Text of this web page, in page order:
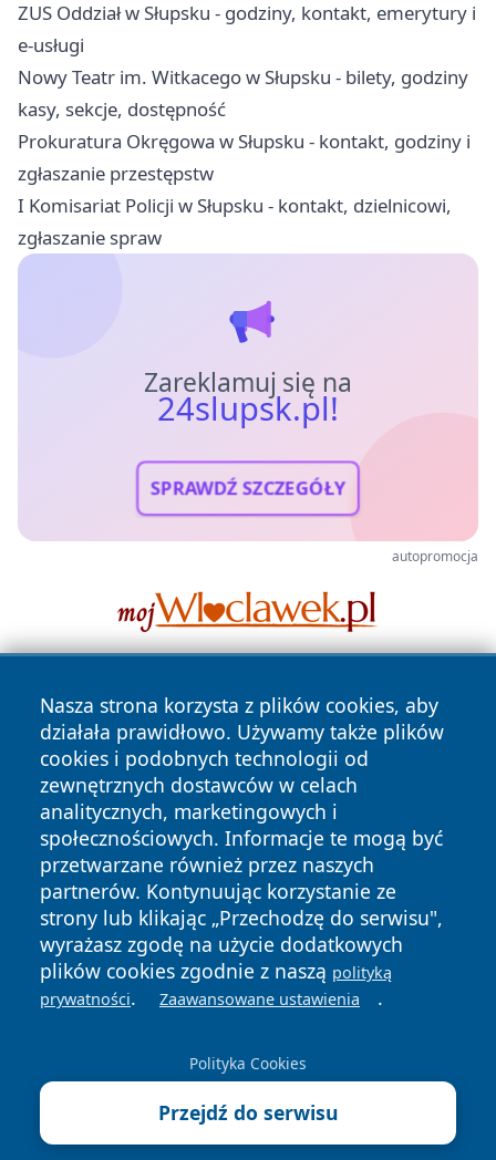
ZUS Oddział w Słupsku - godziny, kontakt, emerytury i
e-usługi
Nowy Teatr im. Witkacego w Słupsku - bilety, godziny
kasy, sekcje, dostępność
Prokuratura Okręgowa w Słupsku - kontakt, godziny i
zgłaszanie przestępstw
I Komisariat Policji w Słupsku - kontakt, dzielnicowi,
zgłaszanie spraw
Zareklamuj się na
24slupsk.pl!
SPRAWDŹ SZCZEGÓŁY
autopromocja
Nasza strona korzysta z plików cookies, aby
działała prawidłowo. Używamy także plików
cookies i podobnych technologii od
zewnętrznych dostawców w celach
analitycznych, marketingowych i
społecznościowych. Informacje te mogą być
przetwarzane również przez naszych
partnerów. Kontynuując korzystanie ze
strony lub klikając „Przechodzę do serwisu",
wyrażasz zgodę na użycie dodatkowych
plików cookies zgodnie z naszą polityką
prywatności. Zaawansowane ustawienia .
Polityka Cookies
Przejdź do serwisu
Copyright © 2026 24slupsk.pl Wszystkie prawa zastrzeżone.
News Autorzy
Polityka
Prywatności
Polityka
Cookies